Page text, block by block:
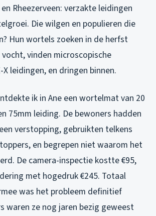
Rheezerveen: verzakte leidingen
Die wilgen en populieren die
Hun wortels zoeken in de herfst
vinden microscopische
leidingen, en dringen binnen.
ik in Ane een wortelmat van 20
75mm leiding. De bewoners hadden
verstopping, gebruikten telkens
en begrepen niet waarom het
De camera-inspectie kostte €95,
met hogedruk €245. Totaal
was het probleem definitief
waren ze nog jaren bezig geweest